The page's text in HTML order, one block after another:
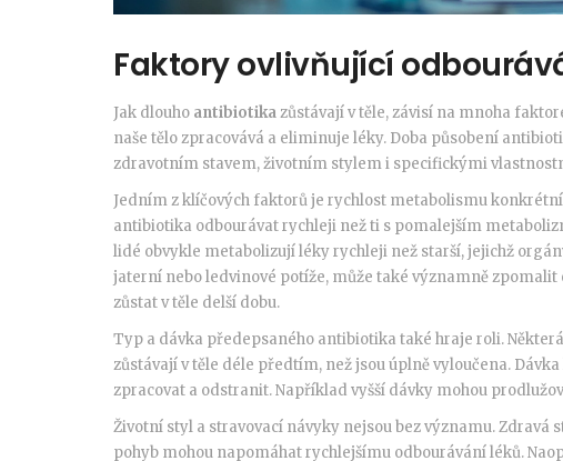
Faktory ovlivňující
Jak dlouho antibiotikazůstávají v těle, závisí na mnoha
naše tělo zpracovává a eliminuje léky. Doba působení
zdravotním stavem, životním stylem i specifickými
Jedním z klíčových faktorů je rychlost metabolismu
antibiotika odbourávat rychleji než ti s pomalejším
lidé obvykle metabolizují léky rychleji než starší, jejichž
jaterní nebo ledvinové potíže, může také významně
zůstat v těle delší dobu.
Typ a dávka předepsaného antibiotika také hraje roli.
zůstávají v těle déle předtím, než jsou úplně vyloučena.
zpracovat a odstranit. Například vyšší dávky mohou
Životní styl a stravovací návyky nejsou bez významu.
pohyb mohou napomáhat rychlejšímu odbourávání léků.